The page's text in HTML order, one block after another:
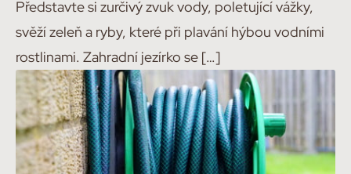
Představte si zurčivý zvuk vody, poletující vážky,
svěží zeleň a ryby, které při plavání hýbou vodními
rostlinami. Zahradní jezírko se […]